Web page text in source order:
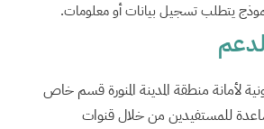
يتطلب تسجيل بيانات أو معلومات.
لأمانة منطقة المدينة المنورة قسم خاص
للمستفيدين من خلال قنوات